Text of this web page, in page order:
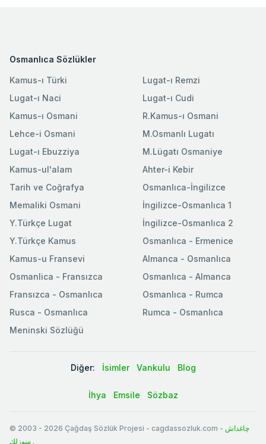
Osmanlıca Sözlükler
Kamus-ı Türki
Lugat-ı Naci
Kamus-ı Osmani
Lehce-i Osmani
Lugat-ı Ebuzziya
Lugat-ı Remzi
Lugat-ı Cudi
R.Kamus-ı Osmani
M.Osmanlı Lugatı
M.Lügatı Osmaniye
Kamus-ul'alam
Tarih ve Coğrafya
Memaliki Osmani
Y.Türkçe Lugat
Y.Türkçe Kamus
Ahter-i Kebir
Osmanlıca-İngilizce
İngilizce-Osmanlıca 1
İngilizce-Osmanlıca 2
Osmanlıca - Ermenice
Kamus-u Fransevi
Osmanlica - Fransızca
Fransızca - Osmanlıca
Rusca - Osmanlıca
Meninski Sözlüğü
Almanca - Osmanlıca
Osmanlıca - Almanca
Osmanlıca - Rumca
Rumca - Osmanlıca
Diğer: İsimler Vankulu Blog
İhya Emsile Sözbaz
© 2003 - 2026 Çağdaş Sözlük Projesi - cagdassozluk.com - چاغداش
سوزلك .